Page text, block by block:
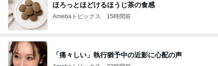
ほろっとほどけるほうじ茶の食感
Amebaトピックス 15時間前
「痛々しい」執行猶予中の近影に心配の声